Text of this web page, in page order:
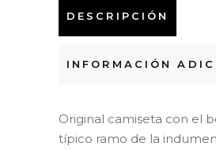
DESCRIPCIÓN
INFORMACIÓN
Original camiseta con el
típico ramo de la